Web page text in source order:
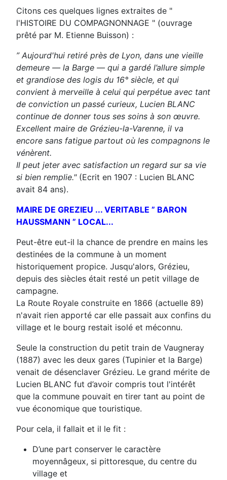
Citons ces quelques lignes extraites de "
l'HISTOIRE DU COMPAGNONNAGE " (ouvrage
prêté par M. Etienne Buisson) :
” Aujourd'hui retiré près de Lyon, dans une vieille
demeure — la Barge — qui a gardé l’allure simple
et grandiose des logis du 16° siècle, et qui
convient à merveille à celui qui perpétue avec tant
de conviction un passé curieux, Lucien BLANC
continue de donner tous ses soins à son œuvre.
Excellent maire de Grézieu-la-Varenne, il va
encore sans fatigue partout où les compagnons le
vénèrent.
Il peut jeter avec satisfaction un regard sur sa vie
si bien remplie."(Ecrit en 1907 : Lucien BLANC
avait 84 ans).
MAIRE DE GREZIEU ... VERITABLE ” BARON
HAUSSMANN ” LOCAL...
Peut-être eut-il la chance de prendre en mains les
destinées de la commune à un moment
historiquement propice. Jusqu'alors, Grézieu,
depuis des siècles était resté un petit village de
campagne.
La Route Royale construite en 1866 (actuelle 89)
n'avait rien apporté car elle passait aux confins du
village et le bourg restait isolé et méconnu.
Seule la construction du petit train de Vaugneray
(1887) avec les deux gares (Tupinier et la Barge)
venait de désenclaver Grézieu. Le grand mérite de
Lucien BLANC fut d’avoir compris tout l'intérêt
que la commune pouvait en tirer tant au point de
vue économique que touristique.
Pour cela, il fallait et il le fit :
D’une part conserver le caractère
moyennâgeux, si pittoresque, du centre du
village et